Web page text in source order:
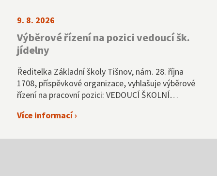
9. 8. 2026
Výběrové řízení na pozici vedoucí šk.
jídelny
Ředitelka Základní školy Tišnov, nám. 28. října
1708, příspěvkové organizace, vyhlašuje výběrové
řízení na pracovní pozici: VEDOUCÍ ŠKOLNÍ
Více informací ›